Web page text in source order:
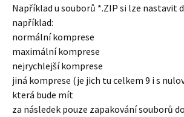
Například u souborů *.ZIP si lze nastavit
například:
normální komprese
maximální komprese
nejrychlejší komprese
jiná komprese (je jich tu celkem 9 i s
která bude mít
za následek pouze zapakování souborů